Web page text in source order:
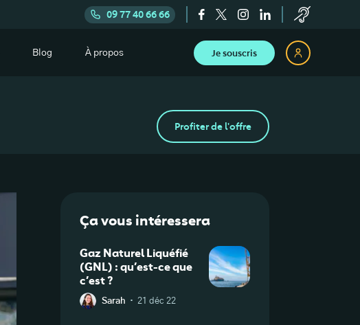
09 77 40 66 66
Blog À propos Je souscris
Profiter de l'offre
Ça vous intéressera
Gaz Naturel Liquéfié
(GNL) : qu’est-ce que
c’est ?
Sarah · 21 déc 22